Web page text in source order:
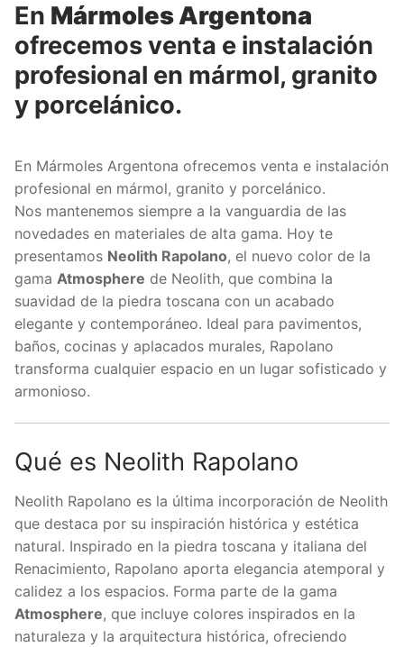
En Mármoles Argentona
ofrecemos venta e instalación
profesional en mármol, granito
y porcelánico.
En Mármoles Argentona ofrecemos venta e instalación
profesional en mármol, granito y porcelánico.
Nos mantenemos siempre a la vanguardia de las
novedades en materiales de alta gama. Hoy te
presentamos Neolith Rapolano, el nuevo color de la
gama Atmosphere de Neolith, que combina la
suavidad de la piedra toscana con un acabado
elegante y contemporáneo. Ideal para pavimentos,
baños, cocinas y aplacados murales, Rapolano
transforma cualquier espacio en un lugar sofisticado y
armonioso.
Qué es Neolith Rapolano
Neolith Rapolano es la última incorporación de Neolith
que destaca por su inspiración histórica y estética
natural. Inspirado en la piedra toscana y italiana del
Renacimiento, Rapolano aporta elegancia atemporal y
calidez a los espacios. Forma parte de la gama
Atmosphere, que incluye colores inspirados en la
naturaleza y la arquitectura histórica, ofreciendo